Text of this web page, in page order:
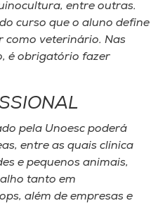
entre outras.
curso que o aluno define
como veterinário. Nas
é obrigatório fazer
pela Unoesc poderá
entre as quais clínica
e pequenos animais,
tanto em
além de empresas e